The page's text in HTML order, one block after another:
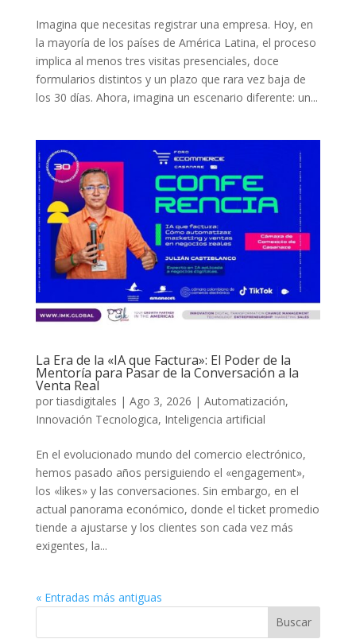
Imagina que necesitas registrar una empresa. Hoy, en
la mayoría de los países de América Latina, el proceso
implica al menos tres visitas presenciales, doce
formularios distintos y un plazo que rara vez baja de
los 30 días. Ahora, imagina un escenario diferente: un...
La Era de la «IA que Factura»: El Poder de la
Mentoría para Pasar de la Conversación a la
Venta Real
portiasdigitales | Ago 3, 2026 | Automatización,
Innovación Tecnologica, Inteligencia artificial
En el evolucionado mundo del comercio electrónico,
hemos pasado años persiguiendo el «engagement»,
los «likes» y las conversaciones. Sin embargo, en el
actual panorama económico, donde el ticket promedio
tiende a ajustarse y los clientes son cada vez más
exigentes, la...
« Entradas más antiguas
Buscar